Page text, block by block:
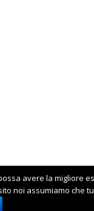
avere la migliore
noi assumiamo che